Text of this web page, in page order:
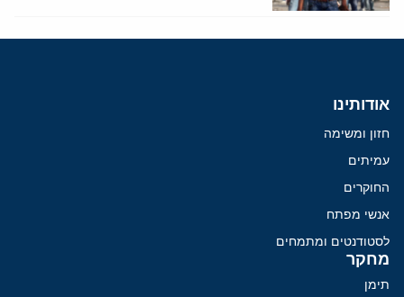
אודותינו
חזון ומשימה
עמיתים
החוקרים
אנשי מפתח
לסטודנטים ומתמחים
מחקר
תימן